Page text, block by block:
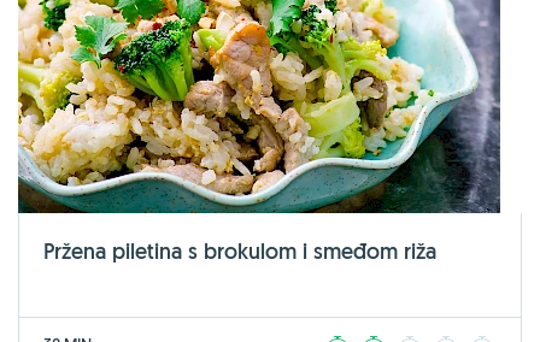
Pržena piletina s brokulom i smeđom riža